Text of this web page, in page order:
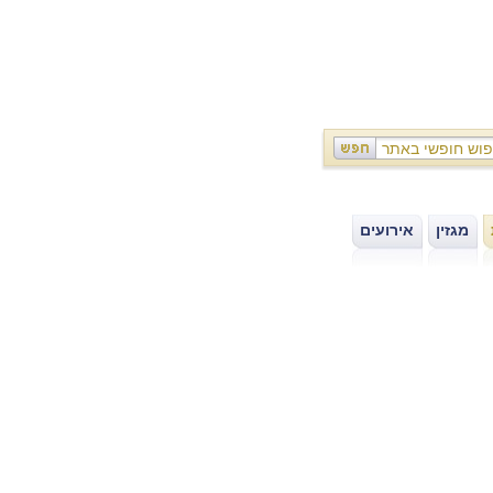
מגזין
אירועים